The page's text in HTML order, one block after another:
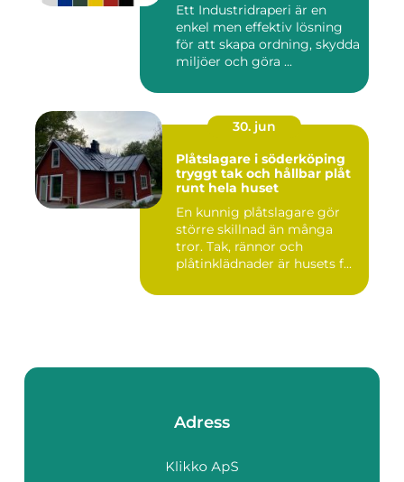
Ett Industridraperi är en
enkel men effektiv lösning
för att skapa ordning, skydda
miljöer och göra ...
30. jun
Plåtslagare i söderköping
tryggt tak och hållbar plåt
runt hela huset
En kunnig plåtslagare gör
större skillnad än många
tror. Tak, rännor och
plåtinklädnader är husets f...
Adress